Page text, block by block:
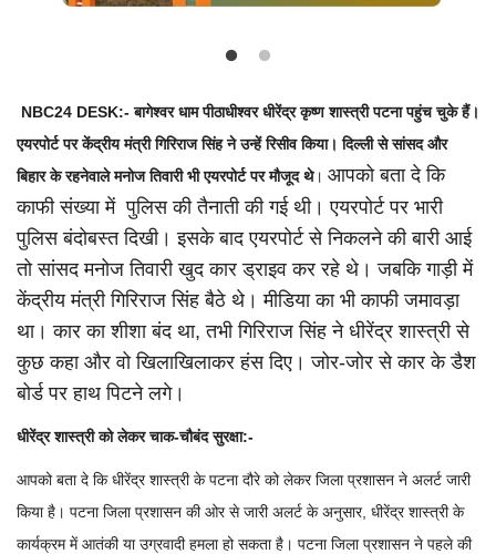
NBC24 DESK:- बागेश्वर धाम पीठाधीश्वर धीरेंद्र कृष्ण शास्त्री पटना पहुंच चुके हैं।
एयरपोर्ट पर केंद्रीय मंत्री गिरिराज सिंह ने उन्हें रिसीव किया। दिल्ली से सांसद और
बिहार के रहनेवाले मनोज तिवारी भी एयरपोर्ट पर मौजूद थे। आपको बता दे कि
काफी संख्या में पुलिस की तैनाती की गई थी। एयरपोर्ट पर भारी
पुलिस बंदोबस्त दिखी। इसके बाद एयरपोर्ट से निकलने की बारी आई
तो सांसद मनोज तिवारी खुद कार ड्राइव कर रहे थे। जबकि गाड़ी में
केंद्रीय मंत्री गिरिराज सिंह बैठे थे। मीडिया का भी काफी जमावड़ा
था। कार का शीशा बंद था, तभी गिरिराज सिंह ने धीरेंद्र शास्त्री से
कुछ कहा और वो खिलाखिलाकर हंस दिए। जोर-जोर से कार के डैश
बोर्ड पर हाथ पिटने लगे।
धीरेंद्र शास्त्री को लेकर चाक-चौबंद सुरक्षा:-
आपको बता दे कि धीरेंद्र शास्त्री के पटना दौरे को लेकर जिला प्रशासन ने अलर्ट जारी
किया है। पटना जिला प्रशासन की ओर से जारी अलर्ट के अनुसार, धीरेंद्र शास्त्री के
कार्यक्रम में आतंकी या उग्रवादी हमला हो सकता है। पटना जिला प्रशासन ने पहले की